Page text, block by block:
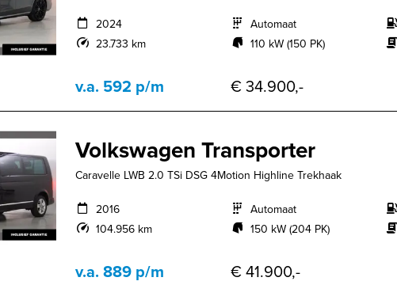
2024
23.733 km
Automaat
110 kW (150 PK)
v.a. 592 p/m € 34.900,-
Volkswagen Transporter
Caravelle LWB 2.0 TSi DSG 4Motion Highline Trekhaak
2016
104.956 km
Automaat
150 kW (204 PK)
v.a. 889 p/m € 41.900,-